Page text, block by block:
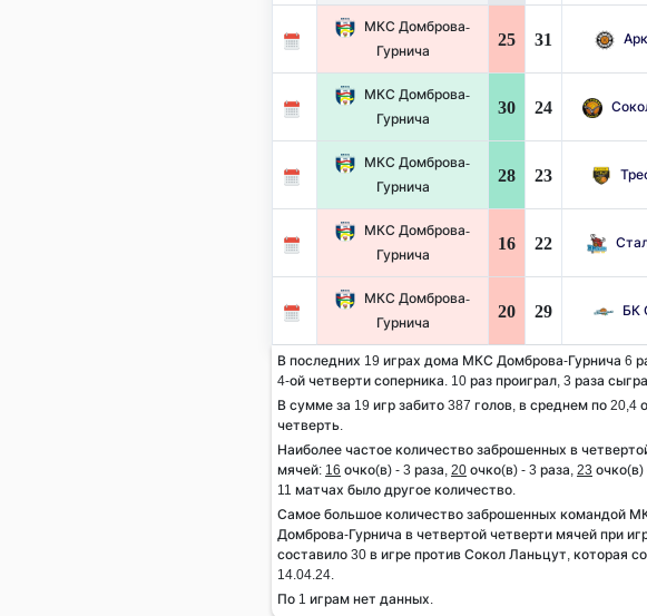
МКС Домброва-
Гурнича
25 31
МКС Домброва-
Гурнича
30 24
МКС Домброва-
Гурнича
28 23
МКС Домброва-
Гурнича
16 22
МКС Домброва-
Гурнича
20 29 БК
В последних 19 играх дома МКС Домброва-Гурнича 6
4-ой четверти соперника. 10 раз проиграл, 3 раза
В сумме за 19 игр забито 387 голов, в среднем по 20,4
четверть.
Наиболее частое количество заброшенных в
мячей: 16 очко(в) - 3 раза, 20 очко(в) - 3 раза, 23 очко(в)
11 матчах было другое количество.
Самое большое количество заброшенных командой
Домброва-Гурнича в четвертой четверти мячей при
составило 30 в игре против Сокол Ланьцут, которая
14.04.24.
По 1 играм нет данных.